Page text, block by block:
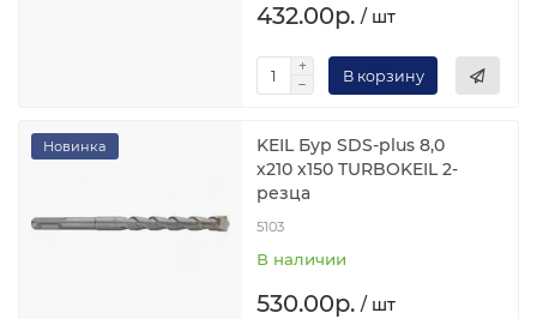
432.00р. / шт
В корзину
Новинка
KEIL Бур SDS-plus 8,0
х210 х150 TURBOKEIL 2-
резца
5103
В наличии
530.00р. / шт